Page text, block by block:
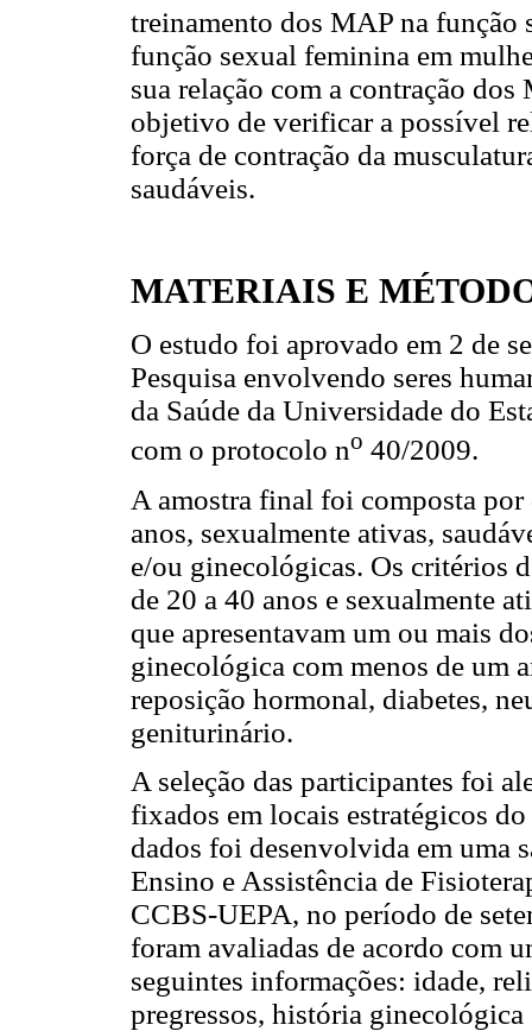
treinamento dos MAP na função
função sexual feminina em
sua relação com a contração
objetivo de verificar a possível
força de contração da
saudáveis.
MATERIAIS E
O estudo foi aprovado em 2 de
Pesquisa envolvendo seres
da Saúde da Universidade do
com o protocolo no 40/2009.
A amostra final foi composta por
anos, sexualmente ativas,
e/ou ginecológicas. Os critérios
de 20 a 40 anos e sexualmente
que apresentavam um ou mais
ginecológica com menos de um
reposição hormonal, diabetes,
geniturinário.
A seleção das participantes foi
fixados em locais estratégicos
dados foi desenvolvida em uma
Ensino e Assistência de
CCBS-UEPA, no período de
foram avaliadas de acordo com
seguintes informações: idade,
pregressos, história